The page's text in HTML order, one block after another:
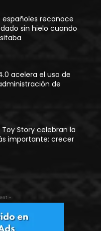
españoles reconoce
sin hielo cuando
acelera el uso de
de
Toy Story celebran la
importante: crecer
-